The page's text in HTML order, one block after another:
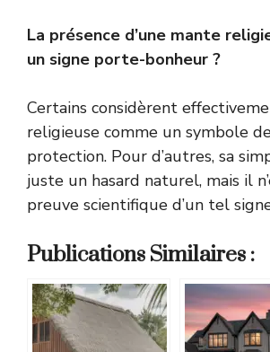
La présence d’une mante
un signe porte-bonheur ?
Certains considèrent
religieuse comme un symbole
protection. Pour d’autres, sa
juste un hasard naturel, mais il
preuve scientifique d’un tel
Publications Similaires :